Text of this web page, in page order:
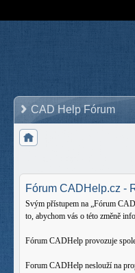
CAD Help Fórum
Fórum CADHelp.cz -
Svým přístupem na „Fórum
to, abychom vás o této změně
Fórum CADHelp provozuje
Forum CADHelp neslouží na